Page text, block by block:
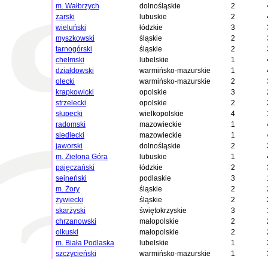
m. Wałbrzych
dolnośląskie 2
żarski
lubuskie 2
wieluński
łódzkie 3
myszkowski
śląskie 2
tarnogórski
śląskie 2
chełmski
lubelskie 1
działdowski
warmińsko-mazurskie 1
olecki
warmińsko-mazurskie 2
krapkowicki
opolskie 3
strzelecki
opolskie 2
słupecki
wielkopolskie 4
radomski
mazowieckie 1
siedlecki
mazowieckie 1
jaworski
dolnośląskie 2
m. Zielona Góra
lubuskie 1
pajęczański
łódzkie 2
sejneński
podlaskie 3
m. Żory
śląskie 2
żywiecki
śląskie 2
skarżyski
świętokrzyskie 3
chrzanowski
małopolskie 2
olkuski
małopolskie 2
m. Biała Podlaska
lubelskie 1
szczycieński
warmińsko-mazurskie 1